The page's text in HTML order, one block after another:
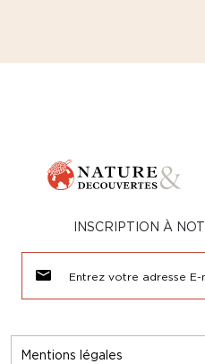
Mentions légales
INSCRIPTION À